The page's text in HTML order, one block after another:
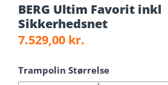
BERG Ultim Favorit inkl
Sikkerhedsnet
Regular price:
7.529,00 kr.
Select
Trampolin Størrelse